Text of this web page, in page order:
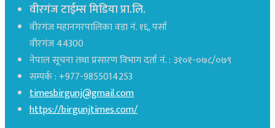
वीरगंज टाईम्स मिडिया प्रा.लि.
वीरगंज महानगरपालिका वडा नं. १६, पर्सा
वीरगंज 44300
नेपाल सूचना तथा प्रसारण विभाग दर्ता नं. : ३१०१-०७८/०७९
सम्पर्क : +977-9855014253
timesbirgunj@gmail.com
https://birgunjtimes.com/